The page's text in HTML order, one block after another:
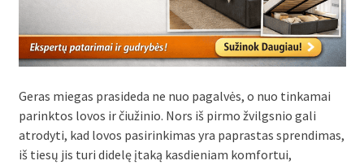
Geras miegas prasideda ne nuo pagalvės, o nuo tinkamai
parinktos lovos ir čiužinio. Nors iš pirmo žvilgsnio gali
atrodyti, kad lovos pasirinkimas yra paprastas sprendimas,
iš tiesų jis turi didelę įtaką kasdieniam komfortui,